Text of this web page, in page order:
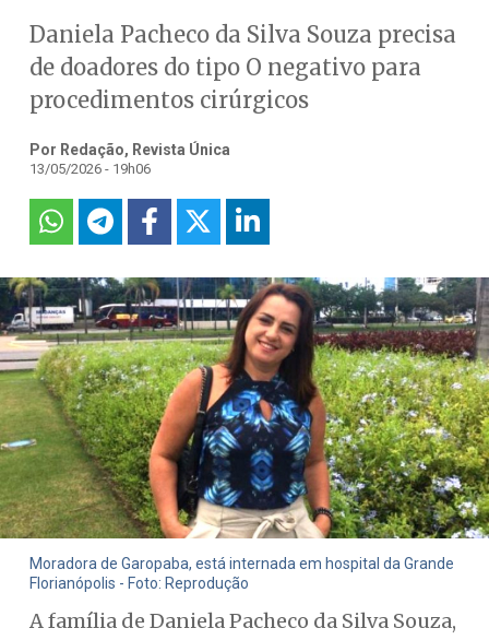
Daniela Pacheco da Silva Souza precisa
de doadores do tipo O negativo para
procedimentos cirúrgicos
Por Redação, Revista Única
13/05/2026 - 19h06
Moradora de Garopaba, está internada em hospital da Grande
Florianópolis - Foto: Reprodução
A família de Daniela Pacheco da Silva Souza,